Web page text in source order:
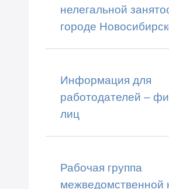
нелегальной
городе
Информация для
работодателей –
лиц
Рабочая группа
межведомственной